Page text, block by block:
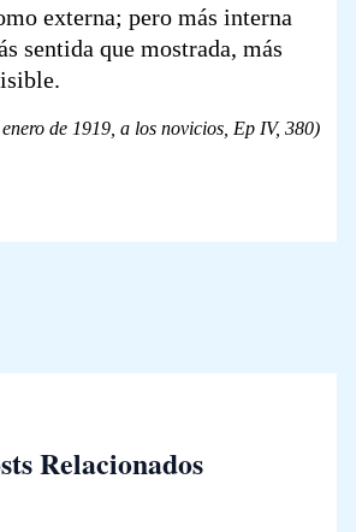
externa; pero más interna
sentida que mostrada, más
de 1919, a los novicios, Ep IV, 380)
Relacionados